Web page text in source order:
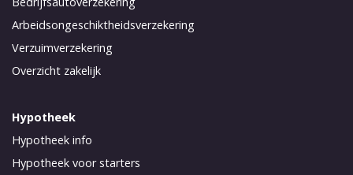
Arbeidsongeschiktheidsverzekering
Verzuimverzekering
Overzicht zakelijk
Hypotheek
Hypotheek info
Hypotheek voor starters